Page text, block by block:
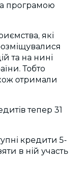
програмою
які
та на нині
Тобто
отримали
тепер 31
кредити 5-
в ній участь